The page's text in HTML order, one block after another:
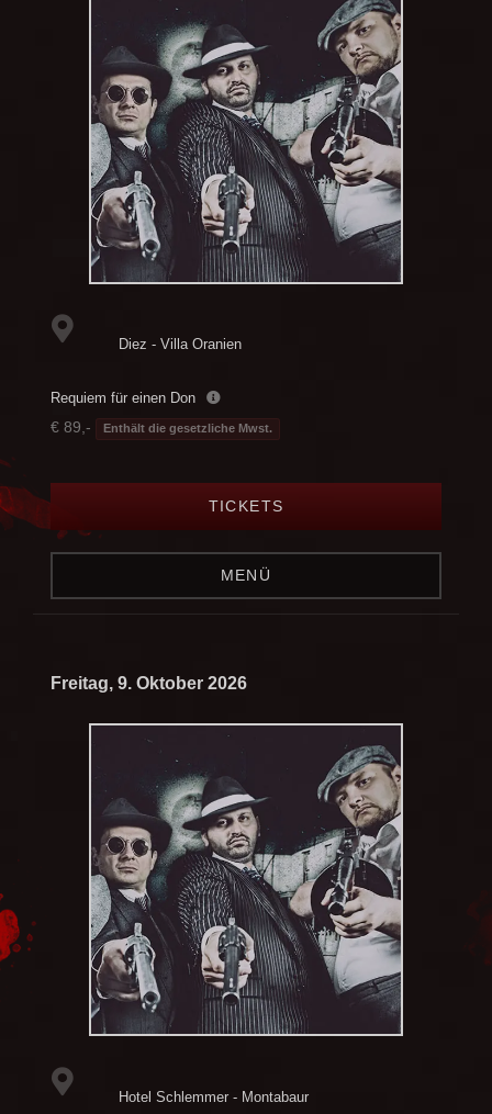
Diez - Villa Oranien
Requiem für einen Don
€ 89,- Enthält die gesetzliche Mwst.
TICKETS
MENÜ
Freitag, 9. Oktober 2026
Hotel Schlemmer - Montabaur